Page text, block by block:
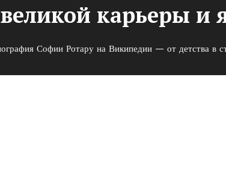
карьеры
Софии Ротару на Википедии — от детства в